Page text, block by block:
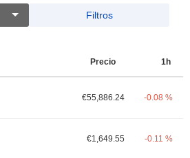
Filtros
Precio 1h
€55,886.24 -0.08 %
€1,649.55 -0.11 %